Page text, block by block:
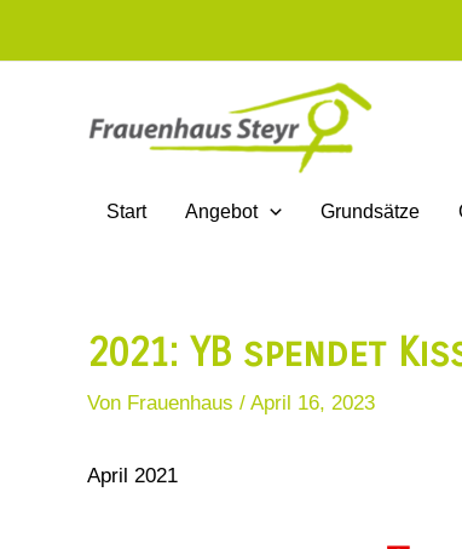
Start Angebot Grundsätze
2021: YB spendet
Von Frauenhaus / April 16, 2023
April 2021